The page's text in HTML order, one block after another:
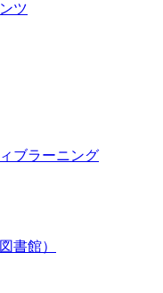
ツ
ブラーニング
書館）